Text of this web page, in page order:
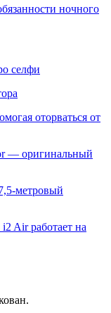
ночного
селфи
оторваться от
— оригинальный
метровый
Air работает на